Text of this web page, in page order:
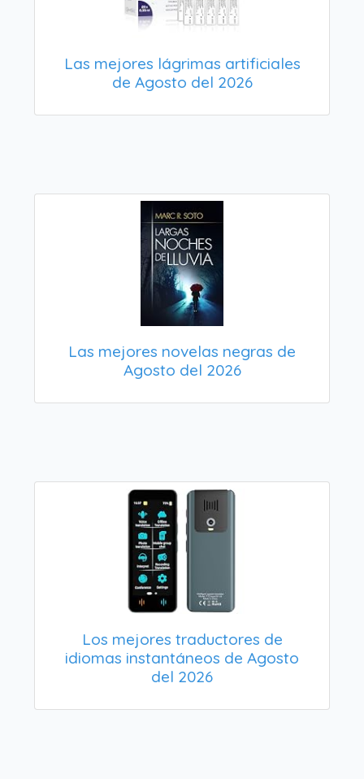
Las mejores lágrimas artificiales
de Agosto del 2026
Las mejores novelas negras de
Agosto del 2026
Los mejores traductores de
idiomas instantáneos de Agosto
del 2026